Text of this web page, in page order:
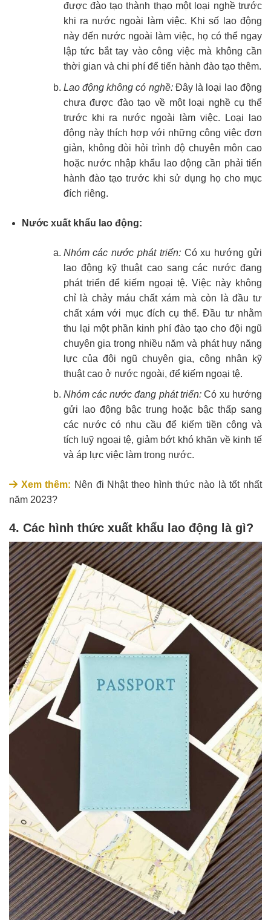
được đào tạo thành thạo một loại nghề trước
khi ra nước ngoài làm việc. Khi số lao động
này đến nước ngoài làm việc, họ có thể ngay
lập tức bắt tay vào công việc mà không cần
thời gian và chi phí để tiến hành đào tạo thêm.
Lao động không có nghề:Đây là loại lao động
chưa được đào tạo về một loại nghề cụ thể
trước khi ra nước ngoài làm việc. Loại lao
động này thích hợp với những công việc đơn
giản, không đòi hỏi trình độ chuyên môn cao
hoặc nước nhập khẩu lao động cần phải tiến
hành đào tạo trước khi sử dụng họ cho mục
đích riêng.
Nước xuất khẩu lao động:
Nhóm các nước phát triển:Có xu hướng gửi
lao động kỹ thuật cao sang các nước đang
phát triển để kiếm ngoại tệ. Việc này không
chỉ là chảy máu chất xám mà còn là đầu tư
chất xám với mục đích cụ thể. Đầu tư nhằm
thu lại một phần kinh phí đào tạo cho đội ngũ
chuyên gia trong nhiều năm và phát huy năng
lực của đội ngũ chuyên gia, công nhân kỹ
thuật cao ở nước ngoài, để kiếm ngoại tệ.
Nhóm các nước đang phát triển: Có xu hướng
gửi lao động bậc trung hoặc bậc thấp sang
các nước có nhu cầu để kiếm tiền công và
tích luỹ ngoại tệ, giảm bớt khó khăn về kinh tế
và áp lực việc làm trong nước.
Xem thêm: Nên đi Nhật theo hình thức nào là tốt nhất
năm 2023?
4. Các hình thức xuất khẩu lao động là gì?